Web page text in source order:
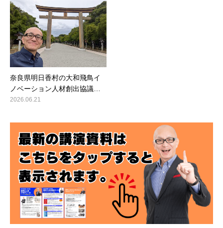
奈良県明日香村の大和飛鳥イ
ノベーション人材創出協議…
2026.06.21